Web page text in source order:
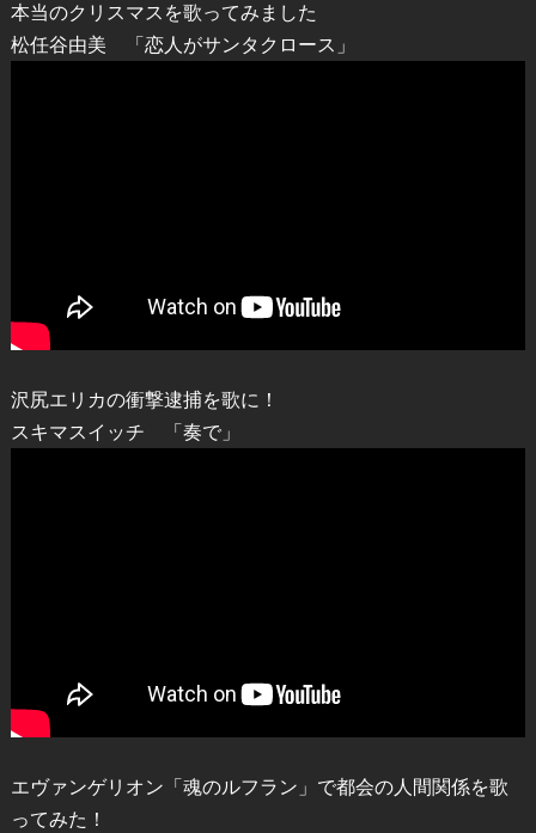
本当のクリスマスを歌ってみました
松任谷由美 「恋人がサンタクロース」
沢尻エリカの衝撃逮捕を歌に！
スキマスイッチ 「奏で」
エヴァンゲリオン「魂のルフラン」で都会の人間関係を歌
ってみた！